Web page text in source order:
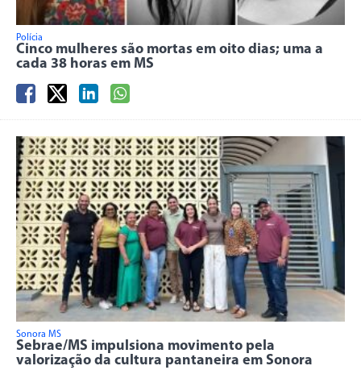
Polícia
Cinco mulheres são mortas em oito dias; uma a
cada 38 horas em MS
Sonora MS
Sebrae/MS impulsiona movimento pela
valorização da cultura pantaneira em Sonora